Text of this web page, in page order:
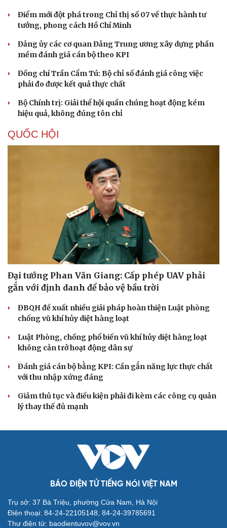
Văn học
Âm nhạc
Thời trang
Sao Việt
Du lịch
Tư vấn
Săn Tour
check-in
Podcast
Câu chuyện thời sự
Đọc truyện đêm khuya
Cửa sổ tình yêu
Kể chuyện cho bé
Điểm mới đột phá trong Chỉ thị số 07 về thực hành tư
tưởng, phong cách Hồ Chí Minh
Đảng ủy các cơ quan Đảng Trung ương xây dựng phần
mềm đánh giá cán bộ theo KPI
Đồng chí Trần Cẩm Tú: Bộ chỉ số đánh giá công việc
phải đo được kết quả thực chất
Bộ Chính trị: Giải thể hội quần chúng hoạt động kém
hiệu quả, không đúng tôn chỉ
QUỐC HỘI
Đại tướng Phan Văn Giang: Cấp phép UAV phải
gắn với định danh để bảo vệ bầu trời
ĐBQH đề xuất nhiều giải pháp hoàn thiện Luật phòng
chống vũ khí hủy diệt hàng loạt
Luật Phòng, chống phổ biến vũ khí hủy diệt hàng loạt
không cản trở hoạt động dân sự
Đánh giá cán bộ bằng KPI: Cần gắn năng lực thực chất
với thu nhập xứng đáng
Giảm thủ tục và điều kiện phải đi kèm các công cụ quản
lý thay thế đủ mạnh
BÁO ĐIỆN TỬ TIẾNG NÓI VIỆT NAM
Trụ sở: 37 Bà Triệu, phường Cửa Nam, Hà Nội
Điện thoại: 84-24-22105148, 84-24-39785691
Thư điện tử: baodientuvov@vov.vn